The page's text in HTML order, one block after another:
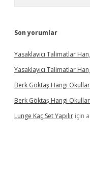
Son yorumlar
Yasaklayıcı Talimatlar
Yasaklayıcı Talimatlar
Berk Göktaş Hangi
Berk Göktaş Hangi
Lunge Kaç Set Yapılır için